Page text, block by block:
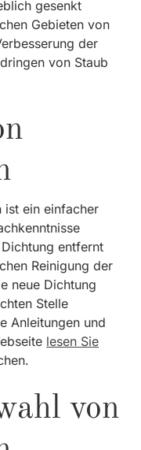
gesenkt
Gebieten von
der
von Staub
ist ein einfacher
entfernt
Reinigung der
neue Dichtung
Stelle
Anleitungen und
lesen Sie
von